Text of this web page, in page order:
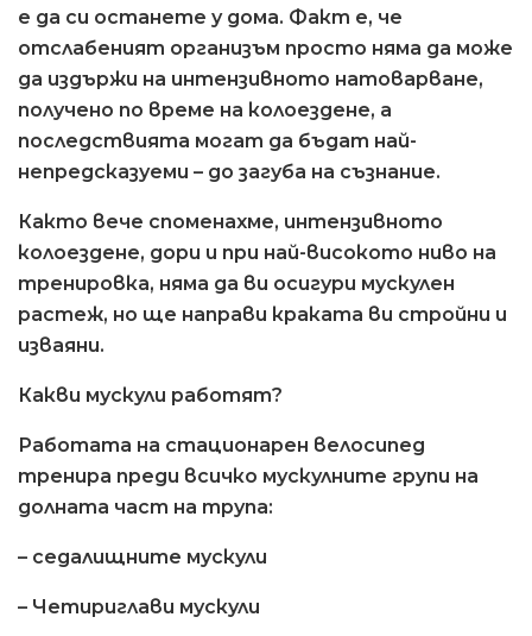
е да си останете у дома. Факт е, че
отслабеният организъм просто няма да може
да издържи на интензивното натоварване,
получено по време на колоездене, а
последствията могат да бъдат най-
непредсказуеми – до загуба на съзнание.
Както вече споменахме, интензивното
колоездене, дори и при най-високото ниво на
тренировка, няма да ви осигури мускулен
растеж, но ще направи краката ви стройни и
изваяни.
Какви мускули работят?
Работата на стационарен велосипед
тренира преди всичко мускулните групи на
долната част на трупа:
– седалищните мускули
– Четириглави мускули